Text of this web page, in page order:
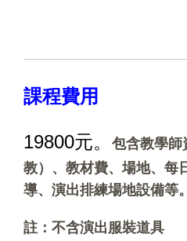
課程費用
19800元。
包含教學師
教）、教材費、場地、每
導、演出排練場地設備等。
註：不含演出服裝道具